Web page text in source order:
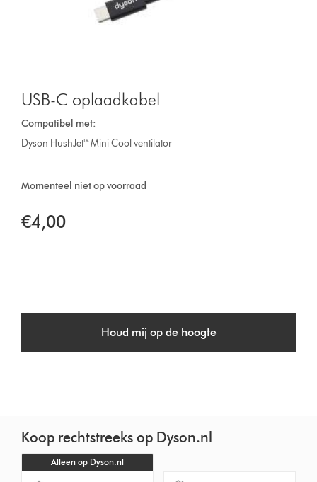
USB-C oplaadkabel
Compatibel met:
Dyson HushJet™ Mini Cool ventilator
Momenteel niet op voorraad
€4,00
Houd mij op de hoogte
Koop rechtstreeks op Dyson.nl
Alleen op Dyson.nl